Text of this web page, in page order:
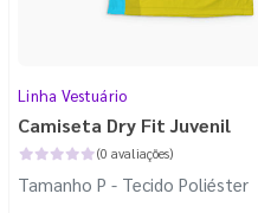
Linha Vestuário
Camiseta Dry Fit Juvenil
(0 avaliações)
Tamanho P - Tecido Poliéster